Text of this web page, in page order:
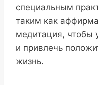
специальным
таким как
медитация, чтобы
и привлечь
жизнь.